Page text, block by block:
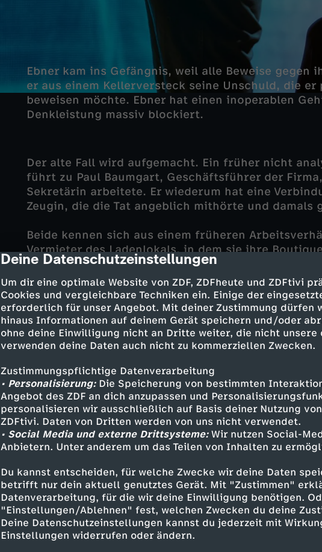
cmp-dialog-description
Deine Datenschutzeinstellungen
Um dir eine optimale Website von ZDF, ZDFheute und ZDFtivi
Cookies und vergleichbare Techniken ein. Einige der
erforderlich für unser Angebot. Mit deiner Zustimmung dürfen
hinaus Informationen auf deinem Gerät speichern und/oder
ohne deine Einwilligung nicht an Dritte weiter, die nicht
verwenden deine Daten auch nicht zu kommerziellen Zwecken.
Zustimmungspflichtige Datenverarbeitung
• Personalisierung:Die Speicherung von bestimmten
Angebot des ZDF an dich anzupassen und
personalisieren wir ausschließlich auf Basis deiner Nutzung
ZDFtivi. Daten von Dritten werden von uns nicht verwendet.
• Social Media und externe Drittsysteme:Wir nutzen Social-
Anbietern. Unter anderem um das Teilen von Inhalten zu
Du kannst entscheiden, für welche Zwecke wir deine Daten
betrifft nur dein aktuell genutztes Gerät. Mit "Zustimmen"
Datenverarbeitung, für die wir deine Einwilligung benötigen.
"Einstellungen/Ablehnen" fest, welchen Zwecken du deine
Deine Datenschutzeinstellungen kannst du jederzeit mit
Einstellungen widerrufen oder ändern.
Ebner kam ins Gefängnis, weil alle Beweise gegen
er aus einem Kellerversteck seine Unschuld, die er
beweisen möchte. Ebner hat einen inoperablen
Denkleistung massiv blockiert.
Der alte Fall wird aufgemacht. Ein früher nicht
führt zu Paul Baumgart, Geschäftsführer der
Sekretärin arbeitete. Er wiederum hat eine
Zeugin, die die Tat angeblich mithörte und damals
Beide kennen sich aus einem früheren
Vermieter des Ladenlokals, in dem sie ihre
auch die regelmäßigen Geldüberweisungen von
zum Mord an Gerda Ebner? Gab es etwas, womit
erpressen konnte?
Bevor Sarah Klein dazu befragt werden kann, wird
spezifischer Druckstellen am Hals steht fest: Es
Gerda Ebner.
Darsteller
Major Max Herzog - Martin Gruber
Bezirksinspektor Klaus Lechner - Andreas Kiendl
Oberst Henriette Wolf - Brigitte Kren
Dr. Franziska Beck - Maria Happel
Franz Wohlfahrt - Helmut Bohatsch
Dr. Seiler - Paul Matic
Bernd Ebner - Martin Leutgeb
Anna Wenzel - Sarah Zaharanski